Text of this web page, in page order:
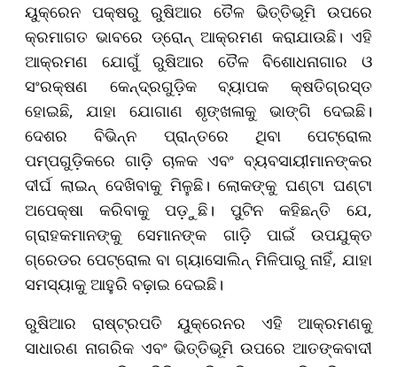
ୟୁକ୍ରେନ ପକ୍ଷରୁ ରୁଷିଆର ତୈଳ ଭିତ୍ତିଭୂମି ଉପରେ
କ୍ରମାଗତ ଭାବରେ ଡ୍ରୋନ୍ ଆକ୍ରମଣ କରାଯାଉଛି। ଏହି
ଆକ୍ରମଣ ଯୋଗୁଁ ରୁଷିଆର ତୈଳ ବିଶୋଧନାଗାର ଓ
ସଂରକ୍ଷଣ କେନ୍ଦ୍ରଗୁଡ଼ିକ ବ୍ୟାପକ କ୍ଷତିଗ୍ରସ୍ତ
ହୋଇଛି, ଯାହା ଯୋଗାଣ ଶୃଙ୍ଖଳାକୁ ଭାଙ୍ଗି ଦେଇଛି।
ଦେଶର ବିଭିନ୍ନ ପ୍ରାନ୍ତରେ ଥିବା ପେଟ୍ରୋଲ
ପମ୍ପଗୁଡ଼ିକରେ ଗାଡ଼ି ଚାଳକ ଏବଂ ବ୍ୟବସାୟୀମାନଙ୍କର
ଦୀର୍ଘ ଲାଇନ୍ ଦେଖିବାକୁ ମିଳୁଛି। ଲୋକଙ୍କୁ ଘଣ୍ଟା ଘଣ୍ଟା
ଅପେକ୍ଷା କରିବାକୁ ପଡ଼ୁଛି। ପୁଟିନ କହିଛନ୍ତି ଯେ,
ଗ୍ରାହକମାନଙ୍କୁ ସେମାନଙ୍କ ଗାଡ଼ି ପାଇଁ ଉପଯୁକ୍ତ
ଗ୍ରେଡର ପେଟ୍ରୋଲ ବା ଗ୍ୟାସୋଲିନ୍ ମିଳିପାରୁ ନାହିଁ, ଯାହା
ସମସ୍ୟାକୁ ଆହୁରି ବଢ଼ାଇ ଦେଇଛି।
ରୁଷିଆର ରାଷ୍ଟ୍ରପତି ୟୁକ୍ରେନର ଏହି ଆକ୍ରମଣକୁ
ସାଧାରଣ ନାଗରିକ ଏବଂ ଭିତ୍ତିଭୂମି ଉପରେ ଆତଙ୍କବାଦୀ